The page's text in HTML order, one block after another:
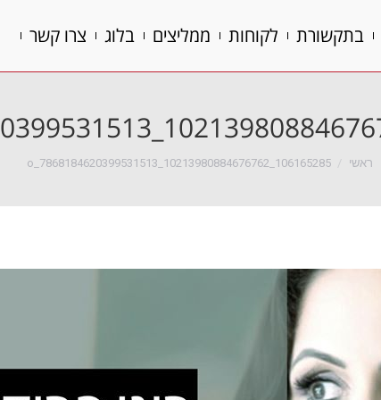
בתקשורת לקוחות ממליצים בלוג צרו קשר
הנך נמצא כאן:
ראשי 106165285_10213980884676762_7868184620399531513_o
בתקשורת לקוחות ממליצים בלוג צרו קשר